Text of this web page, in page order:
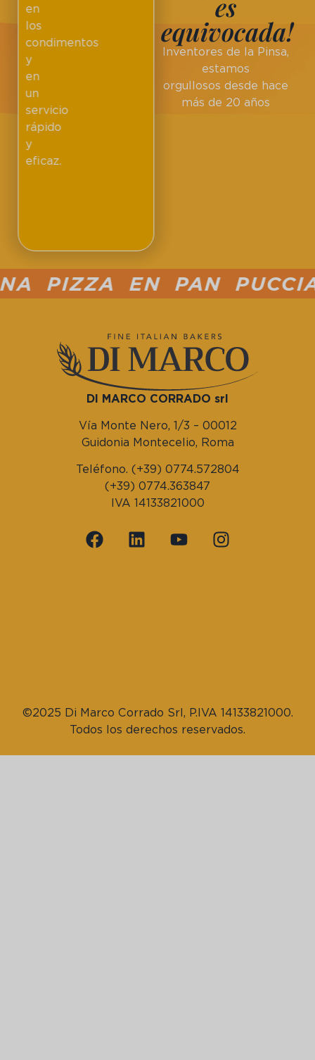
es
equivocada!
Inventores de la Pinsa,
estamos
orgullosos desde hace
más de 20 años
en
los
condimentos
y
en
un
servicio
rápido
y
eficaz.
EN PAN PUCCIA
DI MARCO CORRADO srl
Vía Monte Nero, 1/3 – 00012
Guidonia Montecelio, Roma
Teléfono. (+39) 0774.572804
(+39) 0774.363847
IVA 14133821000
©2025 Di Marco Corrado Srl, P.IVA 14133821000.
Todos los derechos reservados.